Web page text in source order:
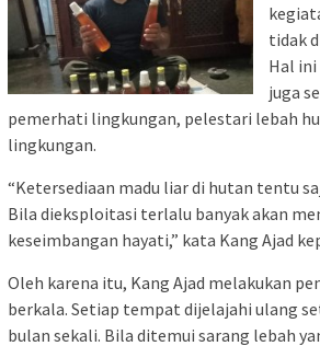
tidak
Hal ini
juga
pemerhati lingkungan, pelestari lebah
lingkungan.
“Ketersediaan madu liar di hutan tentu
Bila dieksploitasi terlalu banyak akan
keseimbangan hayati,” kata Kang Ajad
Oleh karena itu, Kang Ajad melakukan
berkala. Setiap tempat dijelajahi ulang
bulan sekali. Bila ditemui sarang lebah